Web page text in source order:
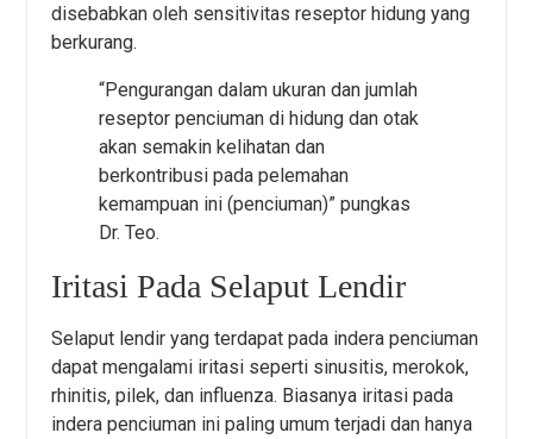
disebabkan oleh sensitivitas reseptor hidung yang
berkurang.
“Pengurangan dalam ukuran dan jumlah
reseptor penciuman di hidung dan otak
akan semakin kelihatan dan
berkontribusi pada pelemahan
kemampuan ini (penciuman)” pungkas
Dr. Teo.
Iritasi Pada Selaput Lendir
Selaput lendir yang terdapat pada indera penciuman
dapat mengalami iritasi seperti sinusitis, merokok,
rhinitis, pilek, dan influenza. Biasanya iritasi pada
indera penciuman ini paling umum terjadi dan hanya